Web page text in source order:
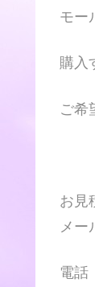
モー
購入
ご希
お見
メー
電話